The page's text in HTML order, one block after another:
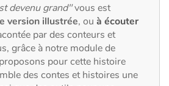
devenu grand"vous est
version illustrée, ou à écouter
par des conteurs et
grâce à notre module de
pour cette histoire
des contes et histoires une